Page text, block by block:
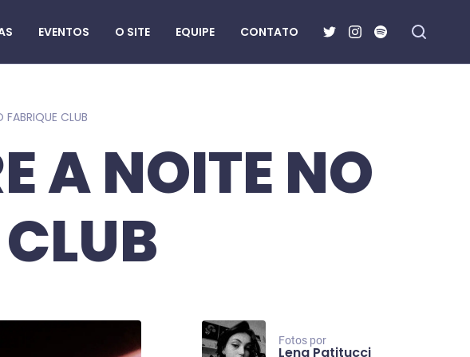
EVENTOS O SITE EQUIPE CONTATO
CLUB
A NOITE NO
Fotos por
Lena Patitucci